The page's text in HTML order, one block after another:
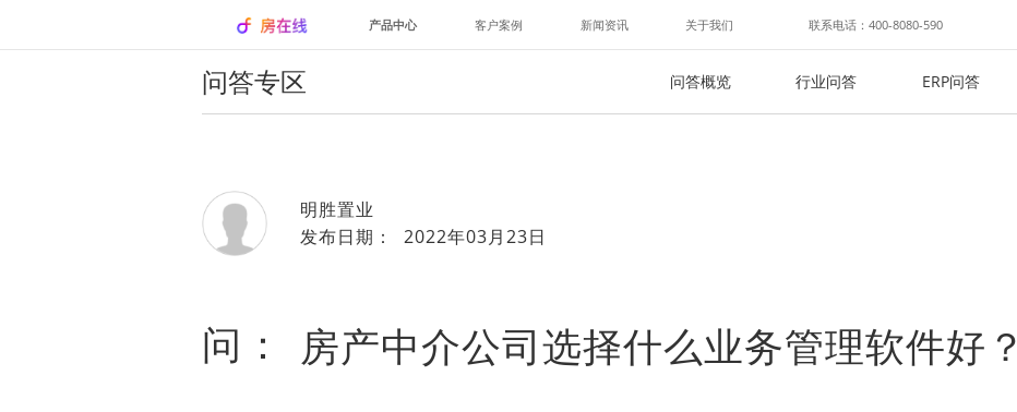
产品中心 客户案例 新闻资讯 关于我们 联系电话：400-8080-590
问答专区 问答概览 行业问答 ERP问答
明胜置业
发布日期： 2022年03月23日
问： 房产中介公司选择什么业务管理软件好？